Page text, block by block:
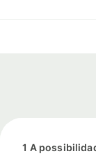
1 A